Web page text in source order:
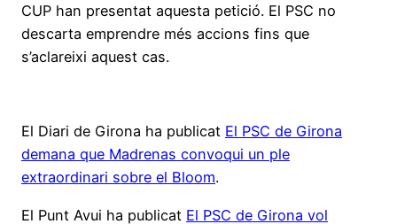
CUP han presentat aquesta petició. El PSC no
descarta emprendre més accions fins que
s’aclareixi aquest cas.
El Diari de Girona ha publicat El PSC de Girona
demana que Madrenas convoqui un ple
extraordinari sobre el Bloom.
El Punt Avui ha publicat El PSC de Girona vol